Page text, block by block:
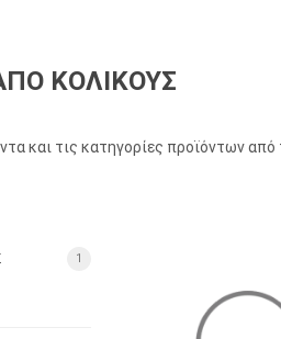
ΚΟΛΙΚΟΥΣ
και τις κατηγορίες προϊόντων από
1